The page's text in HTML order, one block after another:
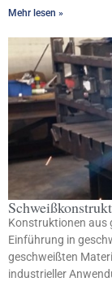
Mehr lesen »
Konstruktionen aus
Einführung in
geschweißten
industrieller